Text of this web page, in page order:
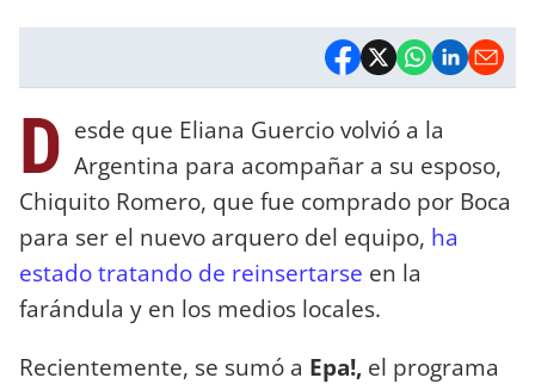
D esde que Eliana Guercio volvió a la
Argentina para acompañar a su esposo,
Chiquito Romero, que fue comprado por Boca
para ser el nuevo arquero del equipo, ha
estado tratando de reinsertarse en la
farándula y en los medios locales.
Recientemente, se sumó a Epa!, el programa